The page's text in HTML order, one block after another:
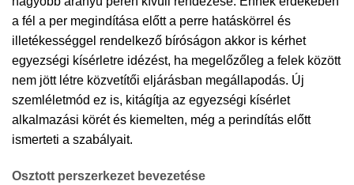
a fél a per megindítása előtt a perre hatáskörrel és
illetékességgel rendelkező bíróságon akkor is kérhet
egyezségi kísérletre idézést, ha megelőzőleg a felek között
nem jött létre közvetítői eljárásban megállapodás. Új
szemléletmód ez is, kitágítja az egyezségi kísérlet
alkalmazási körét és kiemelten, még a perindítás előtt
ismerteti a szabályait.
Osztott perszerkezet bevezetése